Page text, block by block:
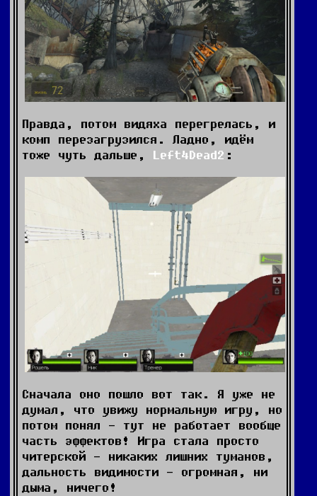
Правда, потом видяха перегрелась, и
комп перезагрузился. Ладно, идём
тоже чуть дальше, Left4Dead2 :
Сначала оно пошло вот так. Я уже не
думал, что увижу нормальную игру, но
потом понял - тут не работает вообще
часть эффектов! Игра стала просто
читерской - никаких лишних туманов,
дальность видимости - огромная, ни
дыма, ничего!